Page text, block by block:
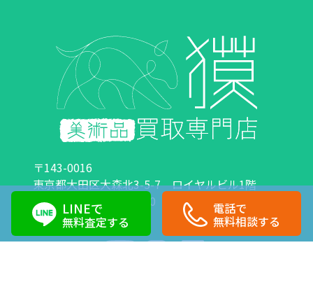
LINEで
無料査定する
電話で
無料相談する
〒143-0016
東京都大田区大森北3-5-7 ロイヤルビル1階
営業時間：10:00～18:00 定休日：日曜日・祝日
0120-89-0007 03-6423-1033